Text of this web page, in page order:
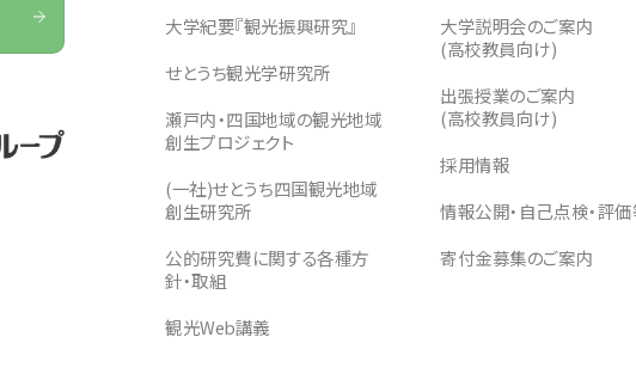
大学紀要『観光振興研究』
せとうち観光学研究所
瀬戸内・四国地域の観光地域
創生プロジェクト
(一社)せとうち四国観光地域
創生研究所
公的研究費に関する各種方
針・取組
観光Web講義
大学説明会のご案内
(高校教員向け)
出張授業のご案内
(高校教員向け)
採用情報
情報公開・自己点検・評
寄付金募集のご案内